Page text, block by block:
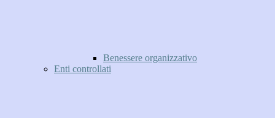
Benessere organizzativo
Enti controllati